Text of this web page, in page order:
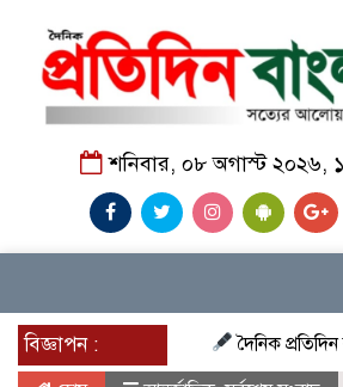
শনিবার, ০৮ অগাস্ট ২০২৬,
বিজ্ঞাপন :
দৈনিক প্রতিদিন